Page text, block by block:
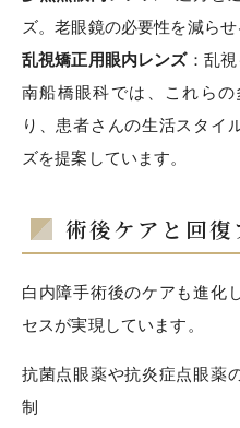
ズ。老眼鏡の必要性を減ら
乱視矯正用眼内レンズ：乱
南船橋眼科では、これら
り、患者さんの生活スタイ
ズを提案しています。
術後ケアと回復
白内障手術後のケアも進化
セスが実現しています。
抗菌点眼薬や抗炎症点眼薬
制